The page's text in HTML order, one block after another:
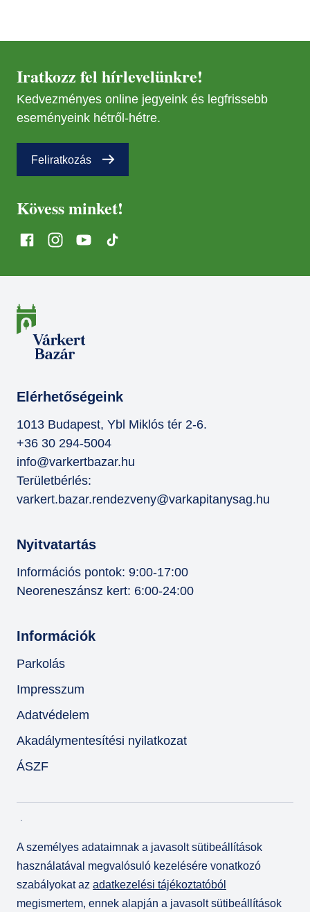
Iratkozz fel hírlevelünkre!
Kedvezményes online jegyeink és legfrissebb
eseményeink hétről-hétre.
Feliratkozás
Kövess minket!
Elérhetőségeink
1013 Budapest, Ybl Miklós tér 2-6.
+36 30 294-5004
info@varkertbazar.hu
Területbérlés:
varkert.bazar.rendezveny@varkapitanysag.hu
Nyitvatartás
Információs pontok: 9:00-17:00
Neoreneszánsz kert: 6:00-24:00
Információk
Parkolás
Impresszum
Adatvédelem
Akadálymentesítési nyilatkozat
ÁSZF
A személyes adataimnak a javasolt sütibeállítások
használatával megvalósuló kezelésére vonatkozó
szabályokat az adatkezelési tájékoztatóból
megismertem, ennek alapján a javasolt sütibeállítások